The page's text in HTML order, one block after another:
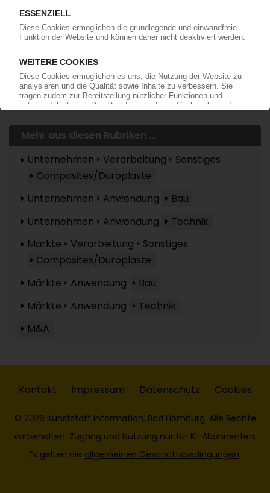
Mehr zu ...
Armacell LyondellBasell
Mehr aus diesen Rubriken ...
Unternehmen
Verarbeitung
Sonstiges
Composites/Duroplaste
Unternehmen
Anwendung
Bau
Unternehmen
Anwendung
Technik
Märkte
Verarbeitung
Sonstiges
Composites/Duroplaste
Märkte
Anwendung
Bau
Märkte
Anwendung
Technik
M&A
Kontakt Impressum Datenschutz Cookies
© 2026 Kunststoff Information, Bad Homburg. Alle Rechte
vorbehalten. Zugang und Nutzung nur für KI-Abonnenten.
Es gelten die allgemeinen Geschäftsbedingungen.